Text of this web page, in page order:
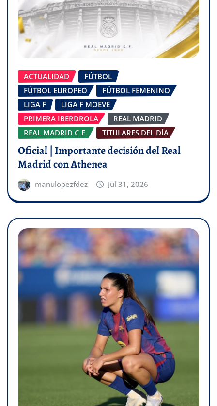
ACTUALIDAD
FÚTBOL
FÚTBOL EUROPEO
FÚTBOL FEMENINO
LIGA F
LIGA F MOEVE
PRIMERA IBERDROLA
REAL MADRID
REAL MADRID C.F.
TITULARES DEL DÍA
Oficial | Importante decisión del Real
Madrid con Athenea
manulopezfdez Jul 31, 2026